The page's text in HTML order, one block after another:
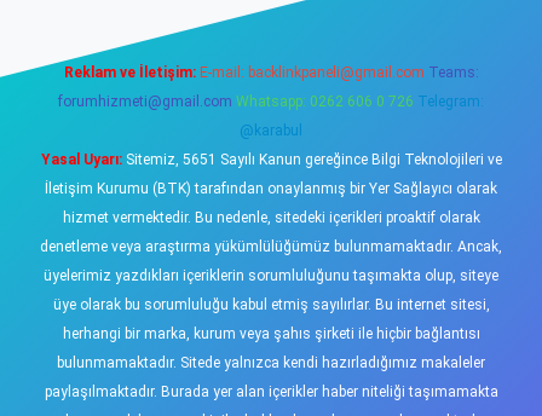
Reklam ve İletişim: E-mail: backlinkpaneli@gmail.com Teams:
forumhizmeti@gmail.com Whatsapp: 0262 606 0 726 Telegram:
@karabul
Yasal Uyarı:Sitemiz, 5651 Sayılı Kanun gereğince Bilgi Teknolojileri ve
İletişim Kurumu (BTK) tarafından onaylanmış bir Yer Sağlayıcı olarak
hizmet vermektedir. Bu nedenle, sitedeki içerikleri proaktif olarak
denetleme veya araştırma yükümlülüğümüz bulunmamaktadır. Ancak,
üyelerimiz yazdıkları içeriklerin sorumluluğunu taşımakta olup, siteye
üye olarak bu sorumluluğu kabul etmiş sayılırlar. Bu internet sitesi,
herhangi bir marka, kurum veya şahıs şirketi ile hiçbir bağlantısı
bulunmamaktadır. Sitede yalnızca kendi hazırladığımız makaleler
paylaşılmaktadır. Burada yer alan içerikler haber niteliği taşımamakta